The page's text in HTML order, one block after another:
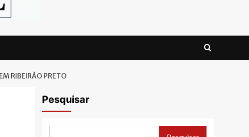
RIBEIRÃO PRETO
Pesquisar